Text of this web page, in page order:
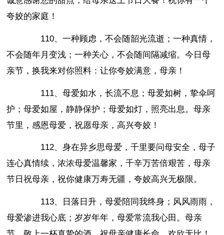
夸姣的家庭！
110、一种顾虑，不会随韶光流逝；一种真情，
不会随年月变浅；一种关心，不会随间隔减缩。今日母
亲节，换我来对你照料：让你夸姣满意，母亲！
111、母爱如水，长流不息；母爱如树，挚伞呵
护；母爱如屋，静静保护；母爱如灯，照亮出息。母亲
节里，感恩母爱，祝愿母亲，高兴夸姣！
112、身在异乡思母爱，千里要问母安全，母子
连心真情续，浓浓母爱温馨家，千辛万苦倍艰苦，母亲
节日祝母亲，祝你健康万寿无疆，夸姣高兴无极限。
113、日落日升，母爱陪同我终身；风风雨雨，
母爱渗进我心底；岁岁年年，母爱常流我心田。母亲